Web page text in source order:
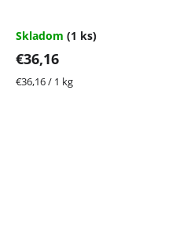
Skladom (1 ks)
€36,16
Jednotková
€36,16 / 1 kg